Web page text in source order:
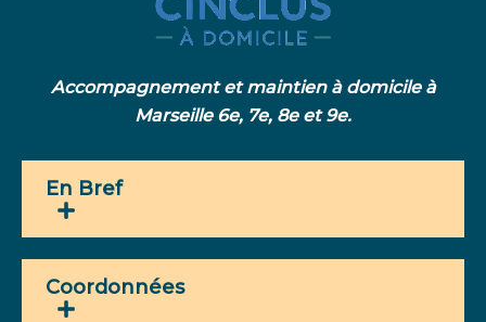
Accompagnement et maintien à domicile à
Marseille 6e, 7e, 8e et 9e.
En Bref
Coordonnées